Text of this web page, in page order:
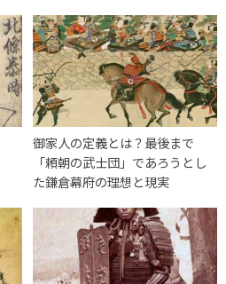
御家人の定義とは？最後まで
「頼朝の武士団」であろうとし
た鎌倉幕府の理想と現実